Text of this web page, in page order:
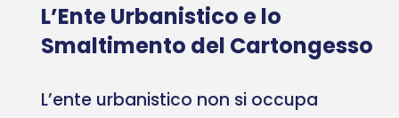
L’Ente Urbanistico e lo
Smaltimento del Cartongesso
L’ente urbanistico non si occupa